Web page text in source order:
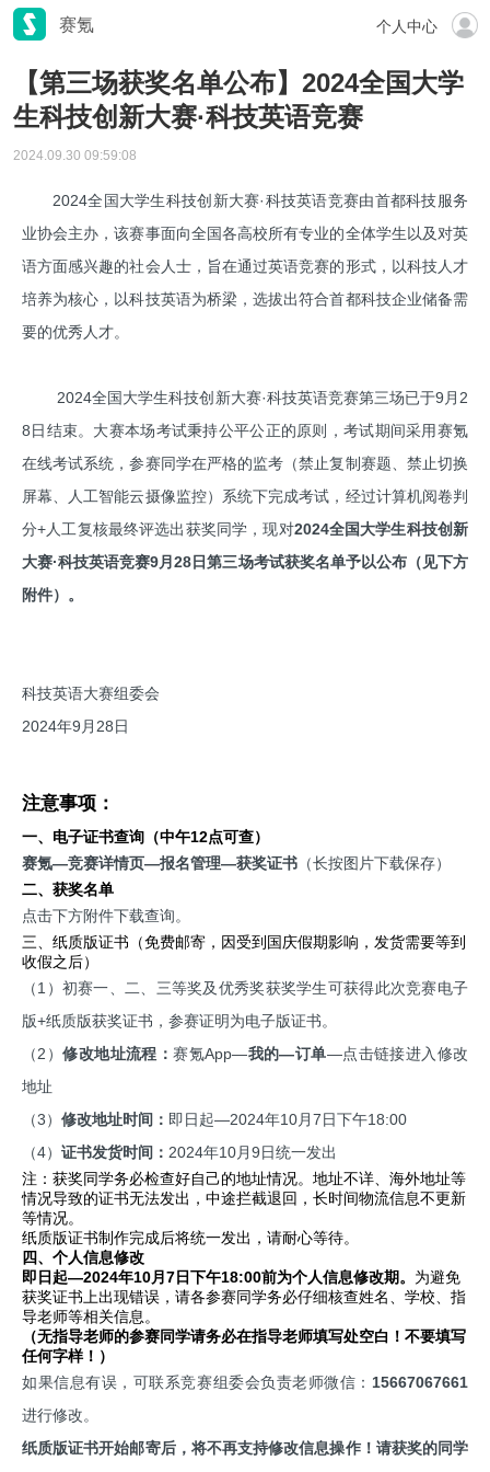
赛氪 个人中心
【第三场获奖名单公布】2024全国大学
生科技创新大赛·科技英语竞赛
2024.09.30 09:59:08
2024全国大学生科技创新大赛·科技英语竞赛由首都科技服务
业协会主办，该赛事面向全国各高校所有专业的全体学生以及对英
语方面感兴趣的社会人士，旨在通过英语竞赛的形式，以科技人才
培养为核心，以科技英语为桥梁，选拔出符合首都科技企业储备需
要的优秀人才。
2024全国大学生科技创新大赛·科技英语竞赛第三场已于9月2
8日结束。大赛本场考试秉持公平公正的原则，考试期间采用赛氪
在线考试系统，参赛同学在严格的监考（禁止复制赛题、禁止切换
屏幕、人工智能云摄像监控）系统下完成考试，经过计算机阅卷判
分+人工复核最终评选出获奖同学，现对2024全国大学生科技创新
大赛·科技英语竞赛9月28日第三场考试获奖名单予以公布（见下方
附件）。
科技英语大赛组委会
2024年9月28日
注意事项：
一、电子证书查询（中午12点可查）
赛氪—竞赛详情页—报名管理—获奖证书 （长按图片下载保存）
二、获奖名单
点击下方附件下载查询。
三、纸质版证书（免费邮寄，因受到国庆假期影响，发货需要等到
收假之后）
（1）初赛一、二、三等奖及优秀奖获奖学生可获得此次竞赛电子
版+纸质版获奖证书，参赛证明为电子版证书。
（2）修改地址流程：赛氪App—我的—订单—点击链接进入修改
地址
（3） 修改地址时间： 即日起—2024年10月7日下午18:00
（4） 证书发货时间： 2024年10月9日统一发出
注：获奖同学务必检查好自己的地址情况。地址不详、海外地址等
情况导致的证书无法发出，中途拦截退回，长时间物流信息不更新
等情况。
纸质版证书制作完成后将统一发出，请耐心等待。
四、个人信息修改
即日起—2024年10月7日下午18:00前为个人信息修改期。 为避免
获奖证书上出现错误，请各参赛同学务必仔细核查姓名、学校、指
导老师等相关信息。
（无指导老师的参赛同学请务必在指导老师填写处空白！不要填写
任何字样！）
如果信息有误，可联系竞赛组委会负责老师微信： 15667067661
进行修改。
纸质版证书开始邮寄后，将不再支持修改信息操作！请获奖的同学